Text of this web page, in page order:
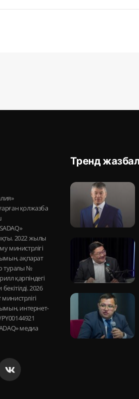
қолжазба
2022 жылы
министрлігі
ақпарат
туралы №
қарпіндегі
2026
интернет-
медиа
Тренд